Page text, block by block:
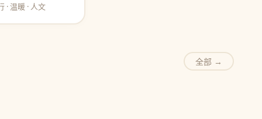
· 温暖 · 人文
全部 →